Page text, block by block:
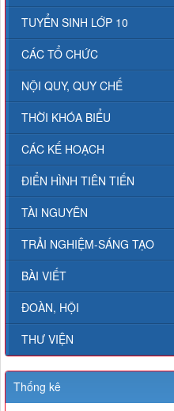
TUYỂN SINH LỚP 10
CÁC TỔ CHỨC
NỘI QUY, QUY CHẾ
THỜI KHÓA BIỂU
CÁC KẾ HOẠCH
ĐIỂN HÌNH TIÊN TIẾN
TÀI NGUYÊN
TRẢI NGHIỆM-SÁNG TẠO
BÀI VIẾT
ĐOÀN, HỘI
THƯ VIỆN
Thống kê